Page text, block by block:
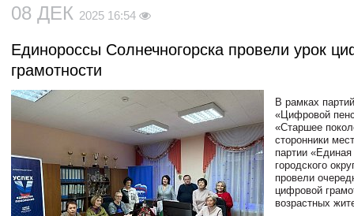
08 ДЕК 2025 16:54
Единороссы Солнечногорска провели урок
грамотности
В рамках
«Цифровой
«Старшее
сторонники
партии
городского
провели
цифровой
возрастных